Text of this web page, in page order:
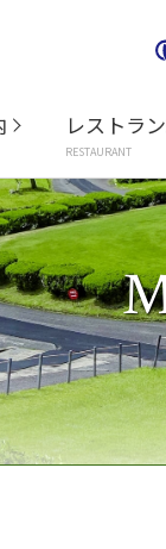
レストラ
RESTAURANT